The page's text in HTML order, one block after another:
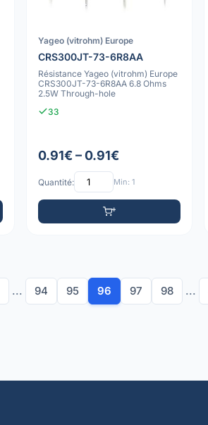
Yageo (vitrohm) Europe
CRS300JT-73-6R8AA
Résistance Yageo (vitrohm) Europe
CRS300JT-73-6R8AA 6.8 Ohms
2.5W Through-hole
33
0.91€ – 0.91€
Quantité: Min: 1
... 94 95 96 97 98 ...